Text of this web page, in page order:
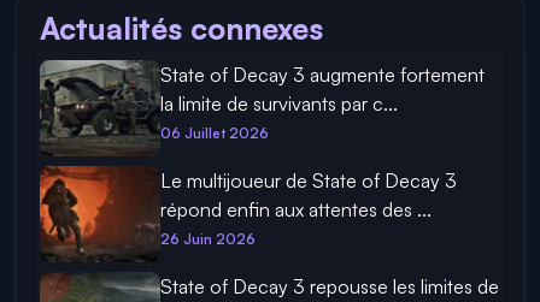
Actualités connexes
State of Decay 3 augmente fortement
la limite de survivants par c...
06 Juillet 2026
Le multijoueur de State of Decay 3
répond enfin aux attentes des ...
26 Juin 2026
State of Decay 3 repousse les limites de